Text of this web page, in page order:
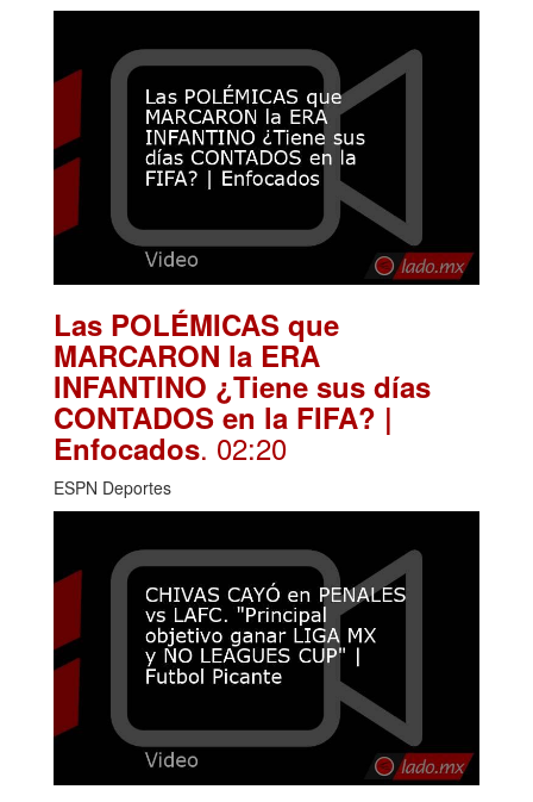
Las POLÉMICAS que
MARCARON la ERA
INFANTINO ¿Tiene sus días
CONTADOS en la FIFA? |
Enfocados. 02:20
ESPN Deportes